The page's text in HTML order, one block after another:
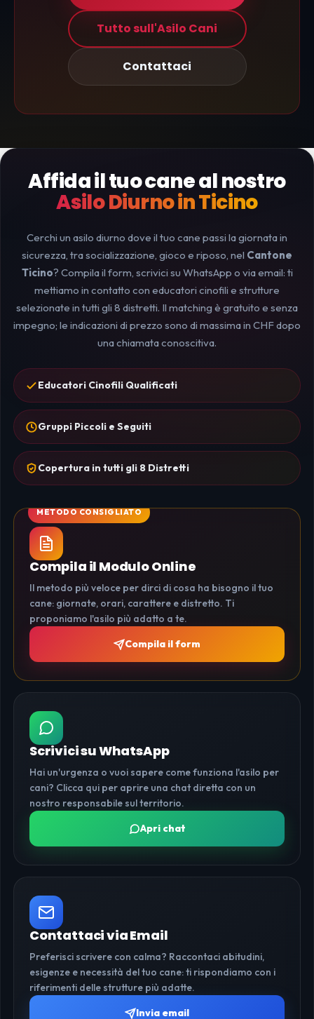
Tutto sull'Asilo Cani
Contattaci
Affida il tuo cane al nostro
Asilo Diurno in Ticino
Cerchi un asilo diurno dove il tuo cane passi la giornata in
sicurezza, tra socializzazione, gioco e riposo, nel Cantone
Ticino? Compila il form, scrivici su WhatsApp o via email: ti
mettiamo in contatto con educatori cinofili e strutture
selezionate in tutti gli 8 distretti. Il matching è gratuito e senza
impegno; le indicazioni di prezzo sono di massima in CHF dopo
una chiamata conoscitiva.
Educatori Cinofili Qualificati
Gruppi Piccoli e Seguiti
Copertura in tutti gli 8 Distretti
Compila il Modulo Online
Il metodo più veloce per dirci di cosa ha bisogno il tuo
cane: giornate, orari, carattere e distretto. Ti
proponiamo l'asilo più adatto a te.
Compila il form
Scrivici su WhatsApp
Hai un'urgenza o vuoi sapere come funziona l'asilo per
cani? Clicca qui per aprire una chat diretta con un
nostro responsabile sul territorio.
Apri chat
Contattaci via Email
Preferisci scrivere con calma? Raccontaci abitudini,
esigenze e necessità del tuo cane: ti rispondiamo con i
riferimenti delle strutture più adatte.
Invia email